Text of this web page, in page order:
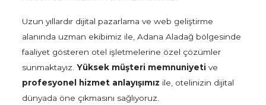
Uzun yıllardır dijital pazarlama ve web geliştirme
alanında uzman ekibimiz ile, Adana Aladağ bölgesinde
faaliyet gösteren otel işletmelerine özel çözümler
sunmaktayız.Yüksek müşteri memnuniyeti ve
profesyonel hizmet anlayışımız ile, otelinizin dijital
dünyada öne çıkmasını sağlıyoruz.